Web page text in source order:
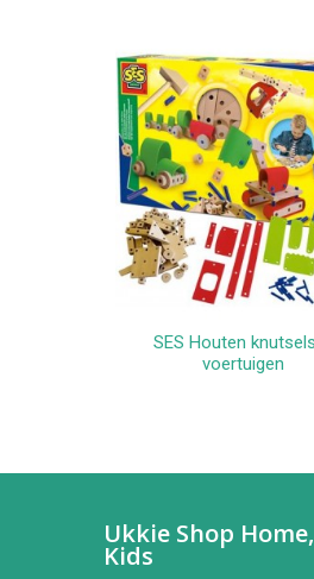
In
SES Houten
voertuigen
Ukkie Shop
Kids